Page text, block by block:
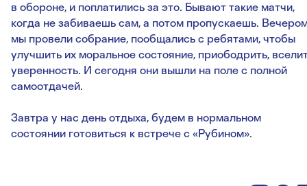
в обороне, и поплатились за это. Бывают такие матчи,
когда не забиваешь сам, а потом пропускаешь.
мы провели собрание, пообщались с ребятами, чтобы
улучшить их моральное состояние, приободрить,
уверенность. И сегодня они вышли на поле с полной
самоотдачей.
Завтра у нас день отдыха, будем в нормальном
состоянии готовиться к встрече с «Рубином».